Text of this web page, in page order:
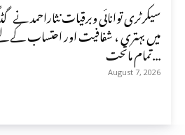
سیکرٹری توانائی وبرقیات نثاراحمد
میں بہتری ، شفافیت اور احتساب کے
تمام ماتحت...
August 7, 2026